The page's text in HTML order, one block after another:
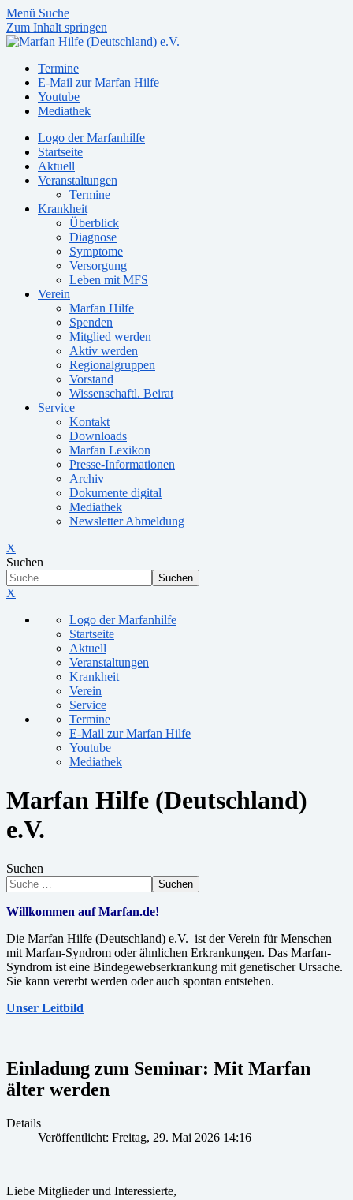
Menü Suche
Zum Inhalt springen
Termine
E-Mail zur Marfan Hilfe
Youtube
Mediathek
Logo der Marfanhilfe
Startseite
Aktuell
Veranstaltungen
Termine
Krankheit
Überblick
Diagnose
Symptome
Versorgung
Leben mit MFS
Verein
Marfan Hilfe
Spenden
Mitglied werden
Aktiv werden
Regionalgruppen
Vorstand
Wissenschaftl. Beirat
Service
Kontakt
Downloads
Marfan Lexikon
Presse-Informationen
Archiv
Dokumente digital
Mediathek
Newsletter Abmeldung
X
Suchen
Suchen
X
Logo der Marfanhilfe
Startseite
Aktuell
Veranstaltungen
Krankheit
Verein
Service
Termine
E-Mail zur Marfan Hilfe
Youtube
Mediathek
Marfan Hilfe (Deutschland)
e.V.
Suchen
Suchen
Willkommen auf Marfan.de!
Die Marfan Hilfe (Deutschland) e.V. ist der Verein für Menschen
mit Marfan-Syndrom oder ähnlichen Erkrankungen. Das Marfan-
Syndrom ist eine Bindegewebserkrankung mit genetischer Ursache.
Sie kann vererbt werden oder auch spontan entstehen.
Unser Leitbild
Einladung zum Seminar: Mit Marfan
älter werden
Details
Veröffentlicht: Freitag, 29. Mai 2026 14:16
Liebe Mitglieder und Interessierte,